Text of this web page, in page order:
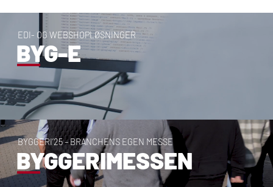
EDI- OG WEBSHOPLØSNINGER
BYG-E
BYGGERI’25–BRANCHENS EGEN MESSE
BYGGERIMESSEN